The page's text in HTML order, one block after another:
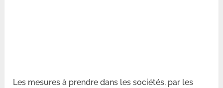
Les mesures à prendre dans les sociétés, par les